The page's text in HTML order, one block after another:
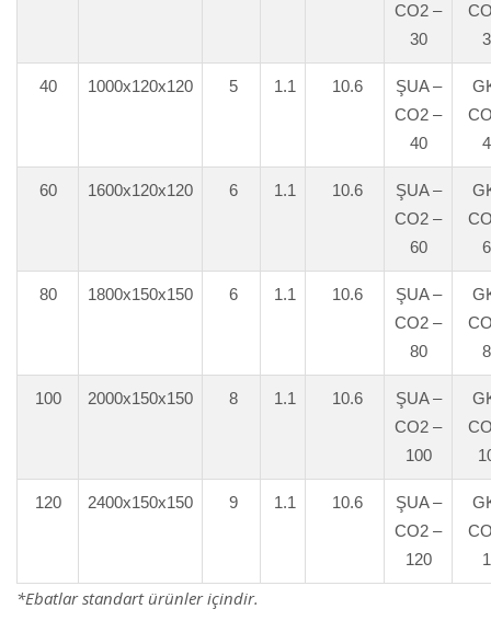
CO2 –
30
40 1000x120x120 5 1.1 10.6
ŞUA –
CO2 –
40
60 1600x120x120 6 1.1 10.6
ŞUA –
CO2 –
60
80 1800x150x150 6 1.1 10.6
ŞUA –
CO2 –
80
100 2000x150x150 8 1.1 10.6
ŞUA –
CO2 –
100
120 2400x150x150 9 1.1 10.6
ŞUA –
CO2 –
120
*Ebatlar standart ürünler içindir.